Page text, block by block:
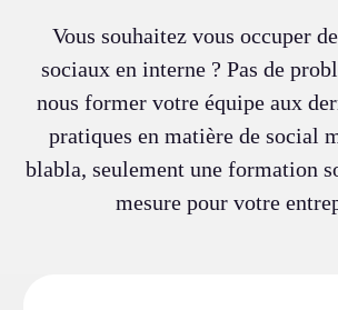
Vous souhaitez vous occuper
sociaux en interne ? Pas de
nous former votre équipe aux
pratiques en matière de social
blabla, seulement une formation
mesure pour votre